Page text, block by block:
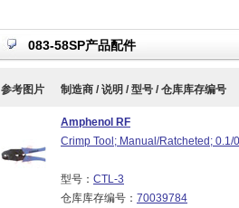
083-58SP产品配件
参考图片 制造商 / 说明 / 型号 / 仓库库存编号
Amphenol RF
Crimp Tool; Manual/Ratcheted;
型号： CTL-3
仓库库存编号： 70039784